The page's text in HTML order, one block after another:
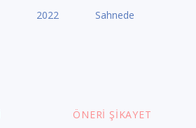
2022 Sahnede
ÖNERI ŞIKAYET